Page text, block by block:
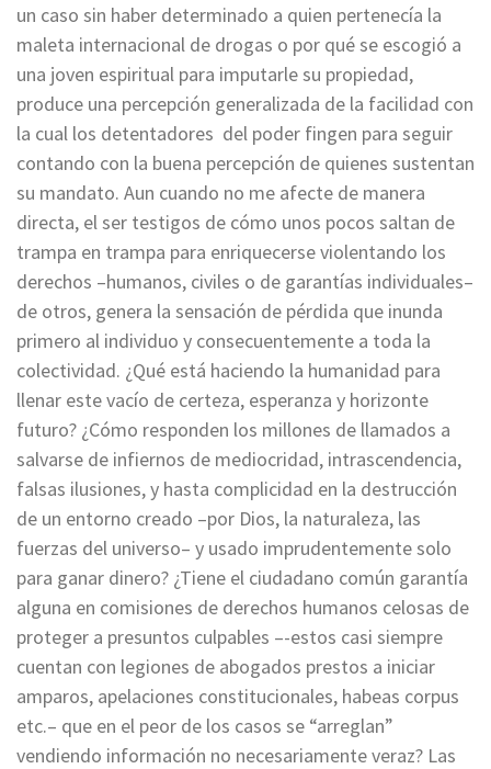
un caso sin haber determinado a quien pertenecía la
maleta internacional de drogas o por qué se escogió a
una joven espiritual para imputarle su propiedad,
produce una percepción generalizada de la facilidad con
la cual los detentadores del poder fingen para seguir
contando con la buena percepción de quienes sustentan
su mandato. Aun cuando no me afecte de manera
directa, el ser testigos de cómo unos pocos saltan de
trampa en trampa para enriquecerse violentando los
derechos –humanos, civiles o de garantías individuales–
de otros, genera la sensación de pérdida que inunda
primero al individuo y consecuentemente a toda la
colectividad. ¿Qué está haciendo la humanidad para
llenar este vacío de certeza, esperanza y horizonte
futuro? ¿Cómo responden los millones de llamados a
salvarse de infiernos de mediocridad, intrascendencia,
falsas ilusiones, y hasta complicidad en la destrucción
de un entorno creado –por Dios, la naturaleza, las
fuerzas del universo– y usado imprudentemente solo
para ganar dinero? ¿Tiene el ciudadano común garantía
alguna en comisiones de derechos humanos celosas de
proteger a presuntos culpables –-estos casi siempre
cuentan con legiones de abogados prestos a iniciar
amparos, apelaciones constitucionales, habeas corpus
etc.– que en el peor de los casos se “arreglan”
vendiendo información no necesariamente veraz? Las